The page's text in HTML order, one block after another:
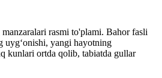
rasmi to'plami. Bahor fasli
yangi hayotning
kunlari ortda qolib, tabiatda gullar